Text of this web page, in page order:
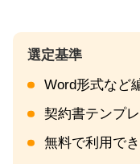
Word形式など
契約書テンプ
無料で利用で